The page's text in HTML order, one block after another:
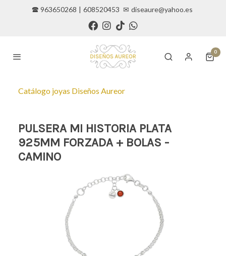
🕿 963650268 | 608520453 ✉ diseaure@yahoo.es
0
Catálogo joyas Diseños Aureor
PULSERA MI HISTORIA PLATA
925MM FORZADA + BOLAS -
CAMINO